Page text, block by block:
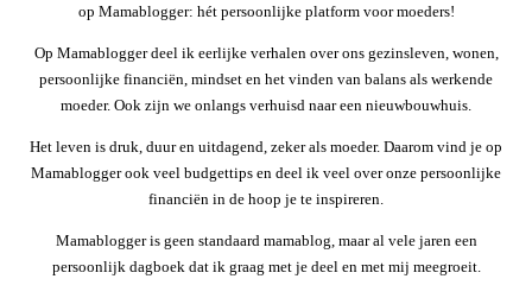
op Mamablogger: hét persoonlijke platform voor moeders!
Op Mamablogger deel ik eerlijke verhalen over ons gezinsleven, wonen,
persoonlijke financiën, mindset en het vinden van balans als werkende
moeder. Ook zijn we onlangs verhuisd naar een nieuwbouwhuis.
Het leven is druk, duur en uitdagend, zeker als moeder. Daarom vind je op
Mamablogger ook veel budgettips en deel ik veel over onze persoonlijke
financiën in de hoop je te inspireren.
Mamablogger is geen standaard mamablog, maar al vele jaren een
persoonlijk dagboek dat ik graag met je deel en met mij meegroeit.